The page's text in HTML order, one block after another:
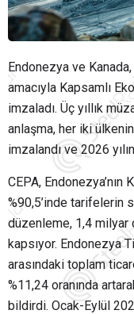
Endonezya ve
amacıyla Kapsamlı
imzaladı. Üç yıllık
anlaşma, her iki
imzalandı ve 2026
CEPA, Endonezya’nın
%90,5’inde tarifelerin
düzenleme, 1,4 milyar
kapsıyor. Endonezya
arasındaki toplam
%11,24 oranında
bildirdi. Ocak-Eylül